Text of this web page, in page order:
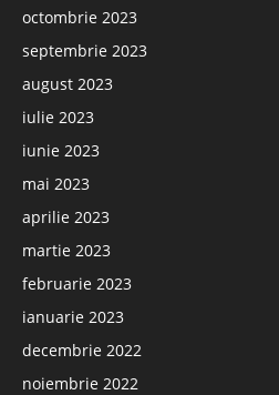
octombrie 2023
septembrie 2023
august 2023
iulie 2023
iunie 2023
mai 2023
aprilie 2023
martie 2023
februarie 2023
ianuarie 2023
decembrie 2022
noiembrie 2022